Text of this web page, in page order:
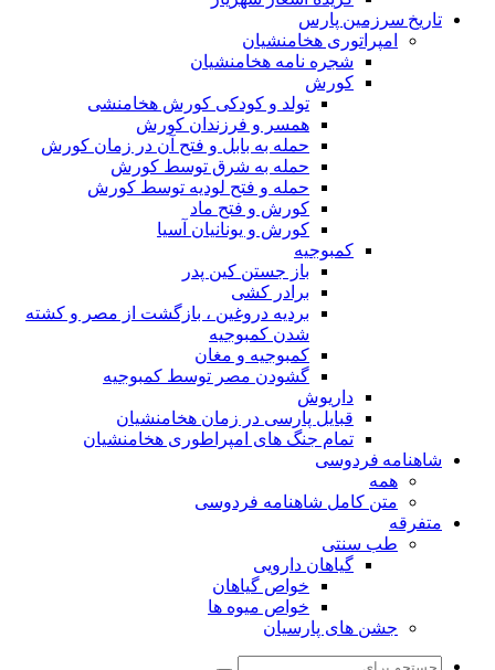
تاریخ سرزمین پارس
امپراتوری هخامنشیان
شجره نامه هخامنشیان
کورش
تولد و کودکی کورش هخامنشی
همسر و فرزندان کورش
حمله به بابل و فتح آن در زمان کورش
حمله به شرق توسط کورش
حمله و فتح لودیه توسط کورش
کورش و فتح ماد
کورش و یونانیان آسیا
کمبوجیه
باز جستن کین پدر
برادر کشی
بردیه دروغین ، بازگشت از مصر و کشته
شدن کمبوجیه
کمبوجیه و مغان
گشودن مصر توسط کمبوجیه
داریوش
قبایل پارسی در زمان هخامنشیان
تمام جنگ های امپراطوری هخامنشیان
شاهنامه فردوسی
همه
متن کامل شاهنامه فردوسی
متفرقه
طب سنتی
گیاهان دارویی
خواص گیاهان
خواص میوه ها
جشن های پارسیان